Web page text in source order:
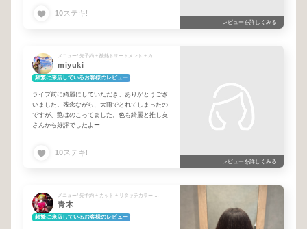
気を付けていきましょう！
10ステキ!
レビューを詳しくみる
miyuki
頻繁に来店しているお客様のレビュー
ライブ前に綺麗にしていただき、ありがとうござ
いました。残念ながら、大雨でとれてしまったの
ですが、艶はのこってました。色も綺麗と推し友
さんから好評でしたよー
10ステキ!
レビューを詳しくみる
青木
頻繁に来店しているお客様のレビュー